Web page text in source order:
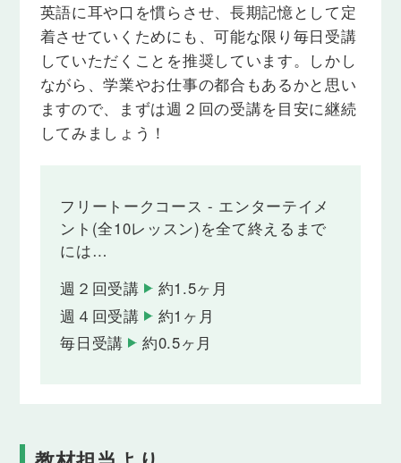
英語に耳や口を慣らさせ、長期記憶として定
着させていくためにも、可能な限り毎日受講
していただくことを推奨しています。しかし
ながら、学業やお仕事の都合もあるかと思い
ますので、まずは週２回の受講を目安に継続
してみましょう！
フリートークコース - エンターテイメ
ント(全10レッスン)を全て終えるまで
には…
週２回受講
約1.5ヶ月
週４回受講
約1ヶ月
毎日受講
約0.5ヶ月